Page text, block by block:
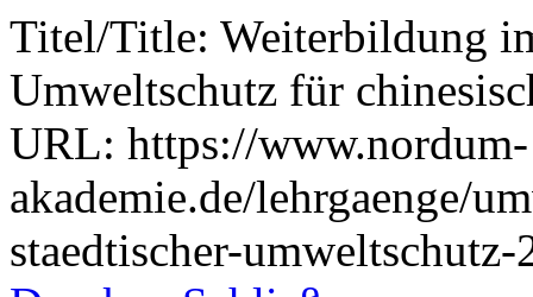
Titel/Title: Weiterbildung
Umweltschutz für
URL: https://www.nordum-
akademie.de/lehrgaenge/
staedtischer-